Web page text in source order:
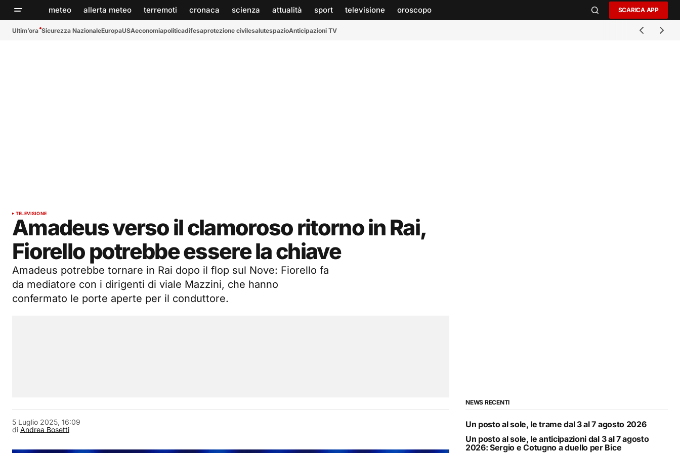
meteo allerta meteo terremoti cronaca scienza attualità sport televisione oroscopo SCARICA APP
Ultim’ora Sicurezza NazionaleEuropaUSAeconomiapoliticadifesaprotezione civilesalutespazioAnticipazioni TV
TELEVISIONE
Amadeus verso il clamoroso ritorno in Rai,
Fiorello potrebbe essere la chiave
Amadeus potrebbe tornare in Rai dopo il flop sul Nove: Fiorello fa
da mediatore con i dirigenti di viale Mazzini, che hanno
confermato le porte aperte per il conduttore.
di Andrea Bosetti
5 Luglio 2025, 16:09
NEWS RECENTI
Un posto al sole, le trame dal 3 al 7 agosto 2026
Un posto al sole, le anticipazioni dal 3 al 7 agosto
2026: Sergio e Cotugno a duello per Bice